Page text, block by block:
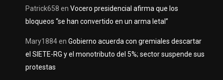
Patrick658 en Vocero presidencial afirma que los
bloqueos “se han convertido en un arma letal”
Mary1884en Gobierno acuerda con gremiales descartar
el SIETE-RG y el monotributo del 5%; sector suspende sus
protestas